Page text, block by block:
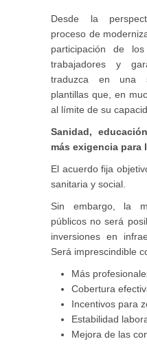
Desde la
proceso de
participación de
trabajadores y
traduzca en una
plantillas que, en
al límite de su
Sanidad,
más exigencia para
El acuerdo fija
sanitaria y social.
Sin embargo, la
públicos no será
inversiones en
Será imprescindible
Más
Cobertura
Incentivos para
Estabilidad
Mejora de las